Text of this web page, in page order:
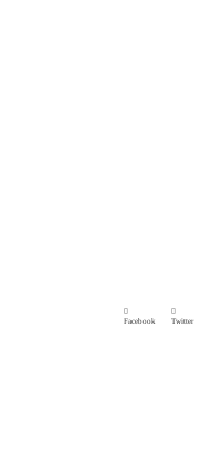
Facebook Twitter